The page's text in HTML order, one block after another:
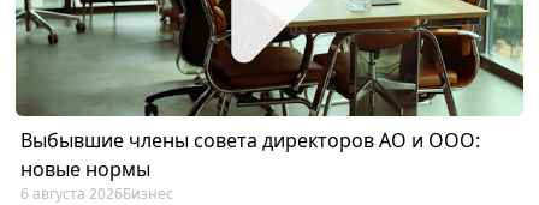
Выбывшие члены совета директоров АО и ООО:
новые нормы
6 августа 2026Бизнес